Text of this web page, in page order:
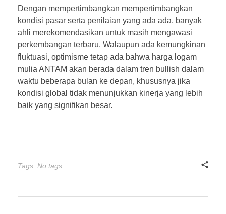
Dengan mempertimbangkan mempertimbangkan
kondisi pasar serta penilaian yang ada ada, banyak
ahli merekomendasikan untuk masih mengawasi
perkembangan terbaru. Walaupun ada kemungkinan
fluktuasi, optimisme tetap ada bahwa harga logam
mulia ANTAM akan berada dalam tren bullish dalam
waktu beberapa bulan ke depan, khususnya jika
kondisi global tidak menunjukkan kinerja yang lebih
baik yang signifikan besar.
Tags: No tags